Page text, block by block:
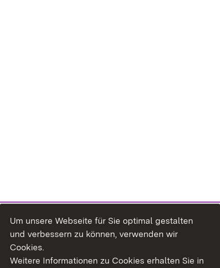
Um unsere Webseite für Sie optimal gestalten
und verbessern zu können, verwenden wir
Cookies.
Weitere Informationen zu Cookies erhalten Sie in